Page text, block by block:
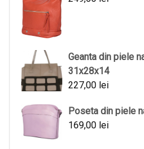
Geanta din piele
31x28x14
227,00 lei
Poseta din piele
169,00 lei